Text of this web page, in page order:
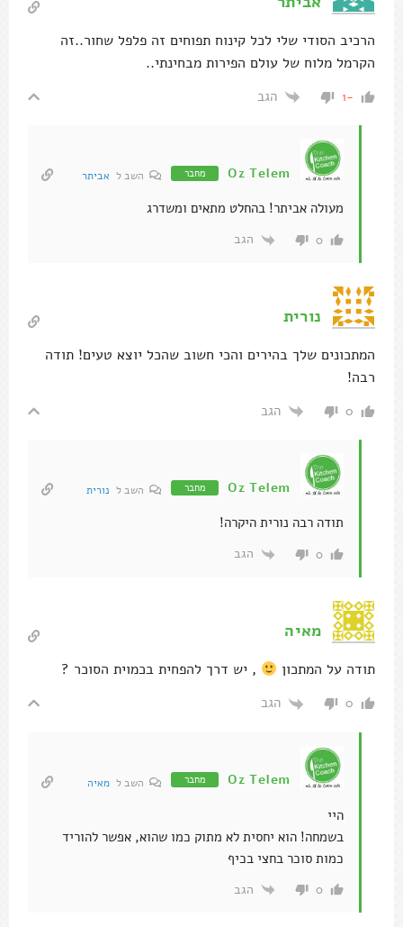
הרכיב הסודי שלי לכל קינוח תפוחים זה פלפל שחור..זה
הקרמל מלוח של עולם הפירות מבחינתי..
-1 הגב
Oz Telem מחבר השב ל אביתר
מעולה אביתר! בהחלט מתאים ומשדרג
0 הגב
נורית
המתכונים שלך בהירים והכי חשוב שהכל יוצא טעים! תודה
רבה!
0 הגב
Oz Telem מחבר השב ל נורית
תודה רבה נורית היקרה!
0 הגב
מאיה
תודה על המתכון , יש דרך להפחית בכמוית הסוכר ?
0 הגב
Oz Telem מחבר השב ל מאיה
היי
בשמחה! הוא יחסית לא מתוק כמו שהוא, אפשר להוריד
כמות סוכר בחצי בכיף
0 הגב